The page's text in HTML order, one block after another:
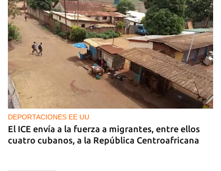
DEPORTACIONES EE UU
El ICE envía a la fuerza a migrantes, entre ellos
cuatro cubanos, a la República Centroafricana